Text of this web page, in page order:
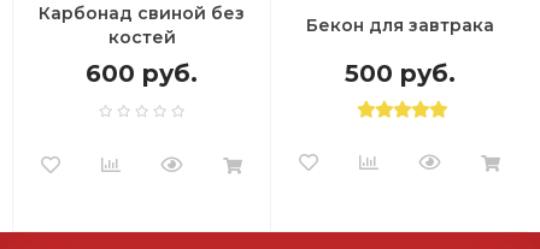
Карбонад свиной без
костей
600 руб.
Бекон для завтрака
500 руб.